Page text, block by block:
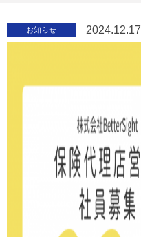
お知らせ 2024.12.17